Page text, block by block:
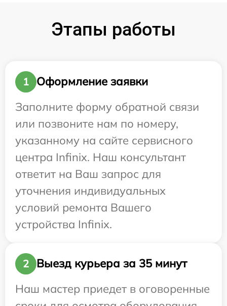
Этапы работы
1
Оформление заявки
Заполните форму обратной связи
или позвоните нам по номеру,
указанному на сайте сервисного
центра Infinix. Наш консультант
ответит на Ваш запрос для
уточнения индивидуальных
условий ремонта Вашего
устройства Infinix.
2
Выезд курьера за 35 минут
Наш мастер приедет в оговоренные